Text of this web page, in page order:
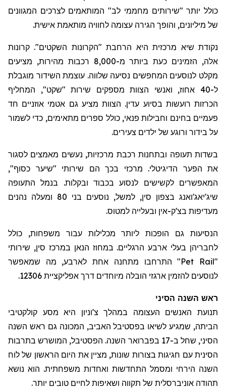
כולל יותר "שירותים מחממי לב" המותאמים לצרכים המגוונים
של מיליונים, והופך הגירה עצומה לחוויה מותאמת אישית.
נקודת שיא מרכזית היא הרחבת "הקרונות השקטים". קרונות
אלה, הזמינים כעת ביותר מ-8,000 רכבות מהירות, מציעים
מקלט לנוסעים המחפשים נסיעה שלווה. עוצמת השידור מוגבלת
ל-40 אחוז, ואנשי הצוות מספקים שירות "שקט", המחליף
הכרזות רועשות בסיוע עדין. הצוות מציע גם אטמי אוזניים חד
פעמיים בחינם וחבילות פנאי, כולל ספרים מתאימים, כדי לשמור
על בידור ורוגע של ילדים צעירים.
בשדות תעופה ובתחנות רכבת מרכזיות, נעשים מאמצים לסגור
את הפער הדיגיטלי. מרכזי בכך הם שירותי "שיער כסוף",
המאפשרים לקשישים לנסוע בכבוד ובקלות. בנמל התעופה
שיג'יאג'ואנג
בצפון סין, למשל, נוסעים בני 80 ומעלה נהנים
מעדיפות בצ'ק-אין ובעלייה למטוס.
הנסיעות גם הופכות ליותר מכלילות עבור משפחות, כולל
לחבריהן בעלי ארבע הרגליים. במחוז הנאן במרכז סין, שירותי
"
Pet Rail" התרחבו מתחנה אחת לארבע, מה שמאפשר
לנוסעים להזמין ארגזי הובלה מיוחדים דרך אפליקציית 12306.
ראש השנה הסיני
תנועת האנשים העצומה במהלך צ'וניון היא מסע קולקטיבי
הביתה, שמגיע לשיאו בפסטיבל האביב, המכונה גם ראש השנה
הסיני, שחל ב-17 בפברואר השנה. הפסטיבל, המושרש בתרבות
הסינית עם חגיגות בצורות שונות, מציין את היום הראשון של לוח
השנה הירחי ומסמל התחדשות ואחדות משפחתית. הוא נושא
תהודה אוניברסלית של תקווה ושאיפות לחיים טובים יותר.